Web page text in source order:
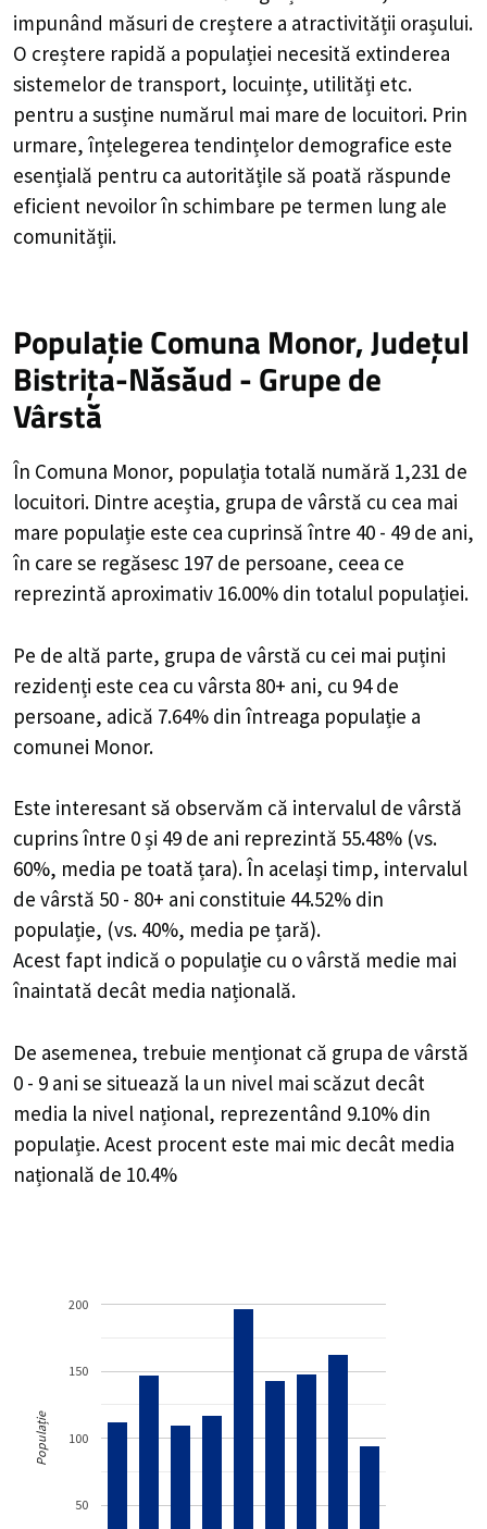
impunând măsuri de creștere a atractivității orașului.
O creștere rapidă a populației necesită extinderea
sistemelor de transport, locuințe, utilități etc.
pentru a susține numărul mai mare de locuitori. Prin
urmare, înțelegerea tendințelor demografice este
esențială pentru ca autoritățile să poată răspunde
eficient nevoilor în schimbare pe termen lung ale
comunității.
Populație Comuna Monor, Județul
Bistrița-Năsăud - Grupe de
Vârstă
În Comuna Monor, populația totală numără 1,231 de
locuitori. Dintre aceștia, grupa de vârstă cu cea mai
mare populație este cea cuprinsă între 40 - 49 de ani,
în care se regăsesc 197 de persoane, ceea ce
reprezintă aproximativ 16.00% din totalul populației.
Pe de altă parte, grupa de vârstă cu cei mai puțini
rezidenți este cea cu vârsta 80+ ani, cu 94 de
persoane, adică 7.64% din întreaga populație a
comunei Monor.
Este interesant să observăm că intervalul de vârstă
cuprins între 0 și 49 de ani reprezintă 55.48% (vs.
60%, media pe toată țara). În același timp, intervalul
de vârstă 50 - 80+ ani constituie 44.52% din
populație, (vs. 40%, media pe țară).
Acest fapt indică o populație cu o vârstă medie mai
înaintată decât media națională.
De asemenea, trebuie menționat că grupa de vârstă
0 - 9 ani se situează la un nivel mai scăzut decât
media la nivel național, reprezentând 9.10% din
populație. Acest procent este mai mic decât media
națională de 10.4%
50
100
150
200
Populație